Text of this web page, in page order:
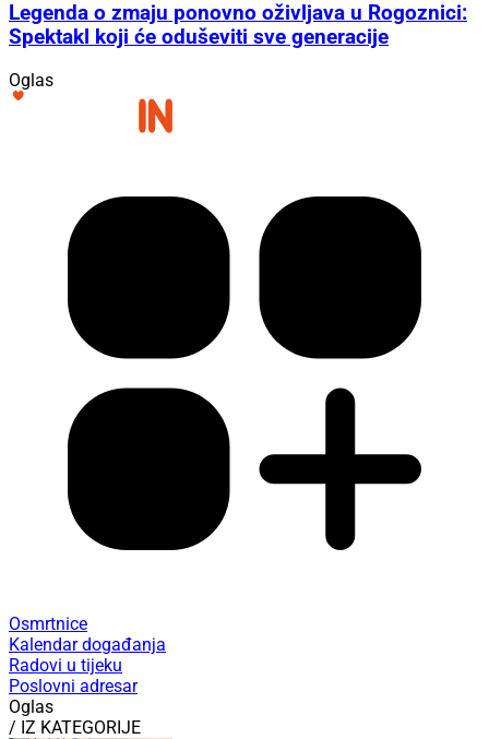
Legenda o zmaju ponovno oživljava u Rogoznici:
Spektakl koji će oduševiti sve generacije
Oglas
Osmrtnice
Kalendar događanja
Radovi u tijeku
Poslovni adresar
Oglas
/ IZ KATEGORIJE